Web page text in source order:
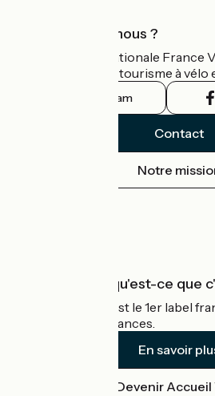
Qui sommes-nous ?
L'association nationale France
guide officiel du tourisme à vélo
Instagram
Contact
Notre
Accueil Vélo qu'est-ce que
Accueil Vélo c'est le 1er label
cyclistes en vacances.
En savoir
Devenir Accueil